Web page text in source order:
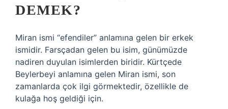
DEMEK?
Miran ismi “efendiler” anlamına gelen bir erkek
ismidir. Farsçadan gelen bu isim, günümüzde
nadiren duyulan isimlerden biridir. Kürtçede
Beylerbeyi anlamına gelen Miran ismi, son
zamanlarda çok ilgi görmektedir, özellikle de
kulağa hoş geldiği için.